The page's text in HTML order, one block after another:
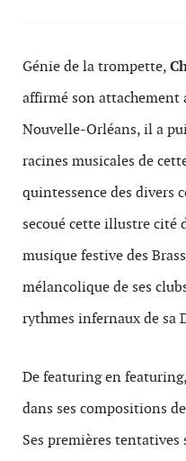
Génie de la trompette,
affirmé son attachement
Nouvelle-Orléans, il a
racines musicales de
quintessence des divers
secoué cette illustre cité
musique festive des
mélancolique de ses
rythmes infernaux de sa
De featuring en
dans ses compositions
Ses premières